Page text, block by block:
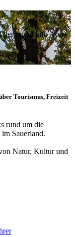
der mobil info App -
Tourismus, Freizeit
rund um die
Sauerland.
Natur, Kultur und